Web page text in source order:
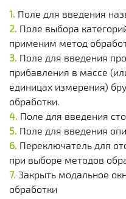
Поле для введения
Поле выбора
применим метод
Поле для введения
прибавления в массе
единицах измерения)
обработки.
Поле для введения
Поле для введения
Переключатель для
при выборе методов
Закрыть модальное
обработки